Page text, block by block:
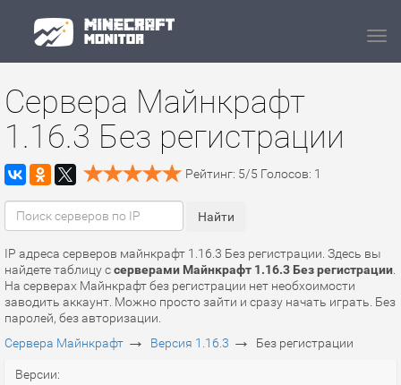
Сервера Майнкрафт
1.16.3 Без регистрации
Рейтинг: 5/5 Голосов: 1
IP адреса серверов майнкрафт 1.16.3 Без регистрации. Здесь вы
найдете таблицу ссерверами Майнкрафт 1.16.3 Без регистрации
На серверах Майнкрафт без регистрации нет необхоимости
заводить аккаунт. Можно просто зайти и сразу начать играть. Без
паролей, без авторизации.
Сервера Майнкрафт → Версия 1.16.3 → Без регистрации
Версии: